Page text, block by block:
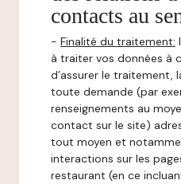
contacts au
- Finalité du traitement:
à traiter vos données à
d’assurer le traitement,
toute demande (par
renseignements au
contact sur le site)
tout moyen et
interactions sur les
restaurant (en ce